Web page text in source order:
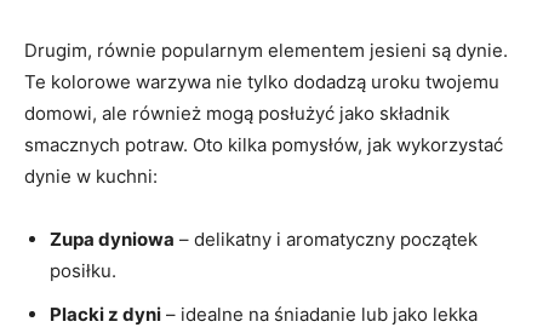
Drugim,​ równie‌ popularnym elementem jesieni są dynie.
Te kolorowe warzywa nie tylko dodadzą uroku twojemu
domowi, ale ‍również mogą posłużyć jako składnik
smacznych potraw. Oto kilka⁤ pomysłów, jak wykorzystać
dynie w kuchni:
Zupa dyniowa – delikatny i aromatyczny początek
posiłku.
Placki z dyni – idealne na śniadanie⁤ lub ‍jako lekka